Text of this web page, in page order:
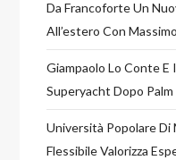
Da Francoforte Un
All’estero Con
Giampaolo Lo Conte
Superyacht Dopo
Università Popolare Di
Flessibile Valorizza